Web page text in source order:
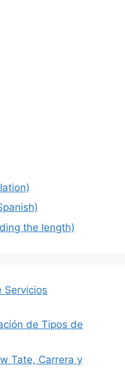
the length)
Servicios
de Tipos de
Tate, Carrera y